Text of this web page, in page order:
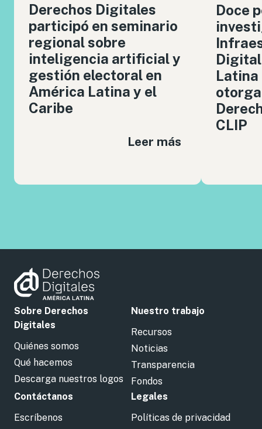
Derechos Digitales
participó en seminario
regional sobre
inteligencia artificial y
gestión electoral en
América Latina y el
Caribe
Leer más
Doce
Latina
CLIP
Sobre Derechos
Digitales
Quiénes somos
Qué hacemos
Descarga nuestros logos
Nuestro trabajo
Recursos
Noticias
Transparencia
Fondos
Contáctanos
Escríbenos
Legales
Políticas de privacidad